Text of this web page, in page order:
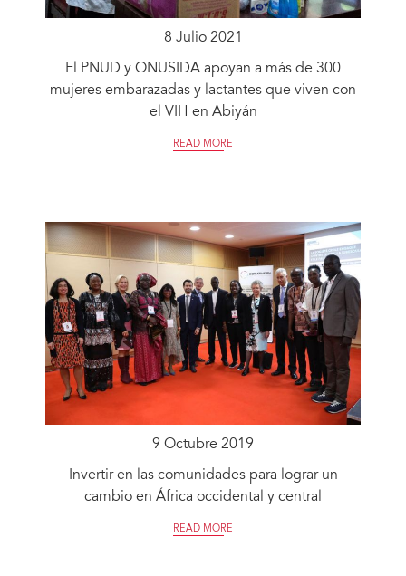
8 Julio 2021
El PNUD y ONUSIDA apoyan a más de 300
mujeres embarazadas y lactantes que viven con
el VIH en Abiyán
READ MORE
9 Octubre 2019
Invertir en las comunidades para lograr un
cambio en África occidental y central
READ MORE